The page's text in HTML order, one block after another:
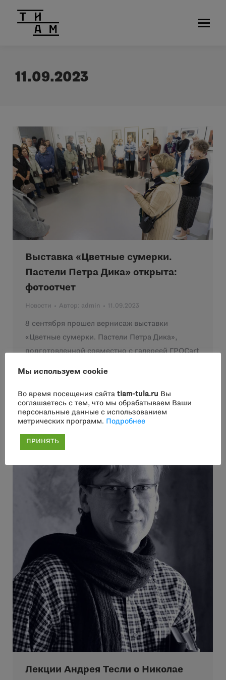
11.09.2023
Выставка «Цветные сумерки.
Пастели Петра Дика» открыта:
фотоотчет
Новости Автор: admin 11.09.2023
8 сентября прошел вернисаж выставки
«Цветные сумерки. Пастели Петра Дика»,
подготовленной совместно с галереей ГРОСart
знаковые…
Лекции Андрея Тесли о Николае
Мы используем cookie
Во время посещения сайта tiam-tula.ru Вы
соглашаетесь с тем, что мы обрабатываем Ваши
персональные данные с использованием
метрических программ.
Подробнее
ПРИНЯТЬ